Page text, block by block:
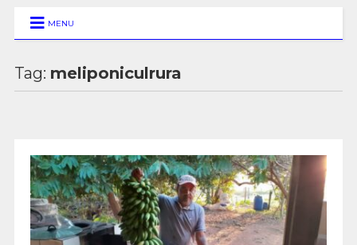
MENU
Tag: meliponiculrura